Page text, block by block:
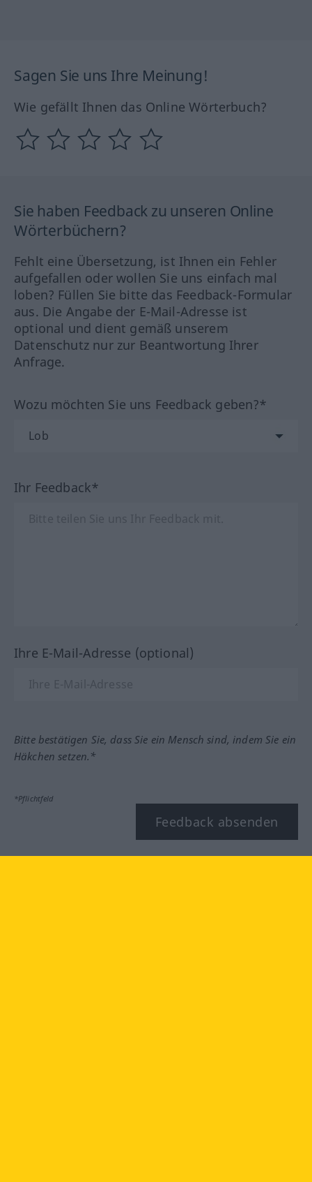
Sagen Sie uns Ihre Meinung!
Wie gefällt Ihnen das Online Wörterbuch?
Sie haben Feedback zu unseren Online
Wörterbüchern?
Fehlt eine Übersetzung, ist Ihnen ein Fehler
aufgefallen oder wollen Sie uns einfach mal
loben? Füllen Sie bitte das Feedback-Formular
aus. Die Angabe der E-Mail-Adresse ist
optional und dient gemäß unserem
Datenschutz nur zur Beantwortung Ihrer
Anfrage.
Wozu möchten Sie uns Feedback geben?*
Ihr Feedback*
Ihre E-Mail-Adresse (optional)
Bitte bestätigen Sie, dass Sie ein Mensch sind, indem Sie ein
Häkchen setzen.*
*Pflichtfeld
Feedback absenden